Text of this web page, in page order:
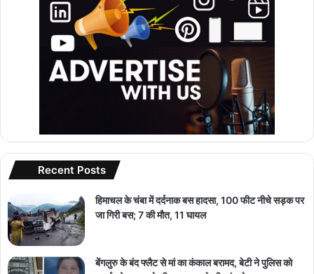
Recent Posts
हिमाचल के चंबा में दर्दनाक बस हादसा, 100 फीट नीचे सड़क पर
जा गिरी बस; 7 की मौत, 11 घायल
बेंगलुरु के बंद फ्लैट से मां का कंकाल बरामद, बेटी ने पुलिस को